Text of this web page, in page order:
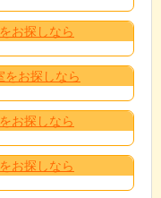
お探しなら
をお探しなら
お探しなら
お探しなら